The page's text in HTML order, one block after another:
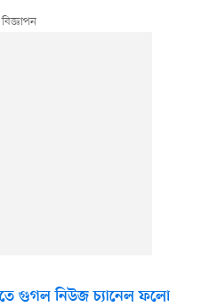
গুগল নিউজ চ্যানেল ফলো